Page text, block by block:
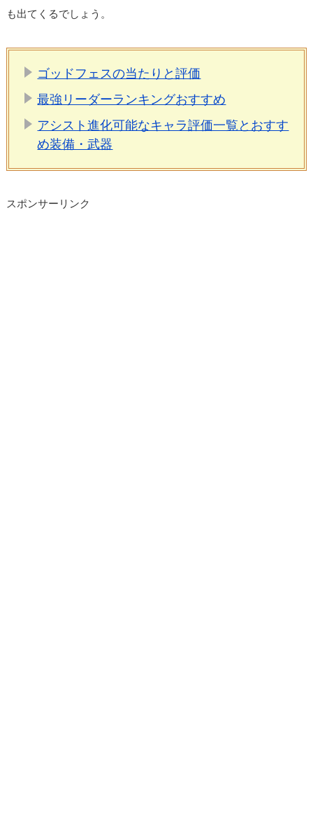
も出てくるでしょう。
ゴッドフェスの当たりと評価
最強リーダーランキングおすすめ
アシスト進化可能なキャラ評価一覧とおすす
め装備・武器
スポンサーリンク